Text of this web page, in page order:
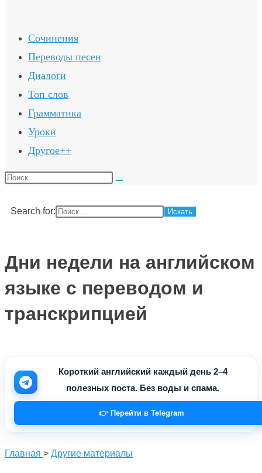
Сочинения
Переводы песен
Диалоги
Топ слов
Грамматика
Уроки
Другое++
Поиск
сайте
Search for:
Дни недели на английском
языке с переводом и
транскрипцией
Короткий английский каждый день 2–4
полезных поста. Без воды и спама.
👉 Перейти в Telegram
Главная > Другие материалы